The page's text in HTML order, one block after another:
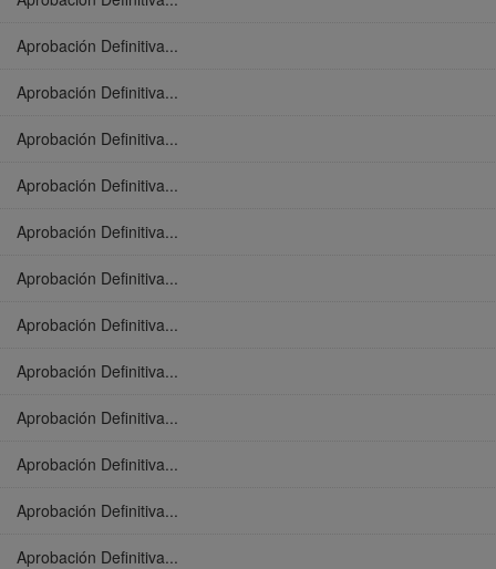
Aprobación Definitiva...
Aprobación Definitiva...
Aprobación Definitiva...
Aprobación Definitiva...
Aprobación Definitiva...
Aprobación Definitiva...
Aprobación Definitiva...
Aprobación Definitiva...
Aprobación Definitiva...
Aprobación Definitiva...
Aprobación Definitiva...
Aprobación Definitiva...